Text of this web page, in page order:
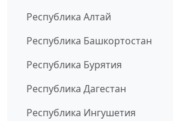
Республика Алтай
Республика Башкортостан
Республика Бурятия
Республика Дагестан
Республика Ингушетия